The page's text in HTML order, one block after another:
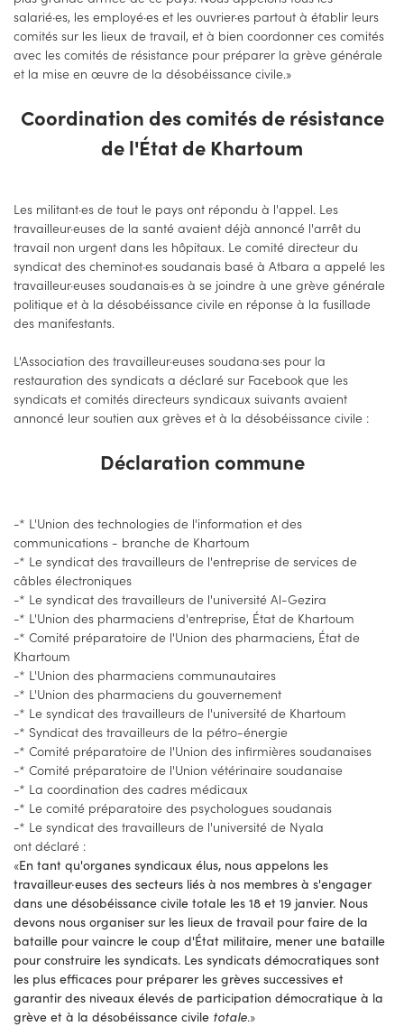
salarié·es, les employé·es et les ouvrier·es partout à établir leurs
comités sur les lieux de travail, et à bien coordonner ces comités
avec les comités de résistance pour préparer la grève générale
et la mise en œuvre de la désobéissance civile.»
Coordination des comités de résistance
de l'État de Khartoum
Les militant·es de tout le pays ont répondu à l'appel. Les
travailleur·euses de la santé avaient déjà annoncé l'arrêt du
travail non urgent dans les hôpitaux. Le comité directeur du
syndicat des cheminot·es soudanais basé à Atbara a appelé les
travailleur·euses soudanais·es à se joindre à une grève générale
politique et à la désobéissance civile en réponse à la fusillade
des manifestants.
L'Association des travailleur·euses soudana·ses pour la
restauration des syndicats a déclaré sur Facebook que les
syndicats et comités directeurs syndicaux suivants avaient
annoncé leur soutien aux grèves et à la désobéissance civile :
Déclaration commune
-* L'Union des technologies de l'information et des
communications - branche de Khartoum
-* Le syndicat des travailleurs de l'entreprise de services de
câbles électroniques
-* Le syndicat des travailleurs de l'université Al-Gezira
-* L'Union des pharmaciens d'entreprise, État de Khartoum
-* Comité préparatoire de l'Union des pharmaciens, État de
Khartoum
-* L'Union des pharmaciens communautaires
-* L'Union des pharmaciens du gouvernement
-* Le syndicat des travailleurs de l'université de Khartoum
-* Syndicat des travailleurs de la pétro-énergie
-* Comité préparatoire de l'Union des infirmières soudanaises
-* Comité préparatoire de l'Union vétérinaire soudanaise
-* La coordination des cadres médicaux
-* Le comité préparatoire des psychologues soudanais
-* Le syndicat des travailleurs de l'université de Nyala
ont déclaré :
«En tant qu'organes syndicaux élus, nous appelons les
travailleur·euses des secteurs liés à nos membres à s'engager
dans une désobéissance civile totale les 18 et 19 janvier. Nous
devons nous organiser sur les lieux de travail pour faire de la
bataille pour vaincre le coup d'État militaire, mener une bataille
pour construire les syndicats. Les syndicats démocratiques sont
les plus efficaces pour préparer les grèves successives et
garantir des niveaux élevés de participation démocratique à la
grève et à la désobéissance civile totale.»